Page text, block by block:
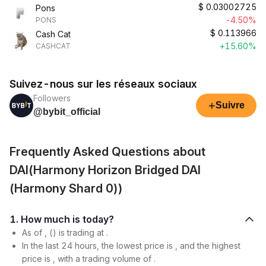
Pons
PONS
$ 0.03002725
-4.50%
Cash Cat
CASHCAT
$ 0.113966
+15.60%
Suivez-nous sur les réseaux sociaux
Followers
@bybit_official
+Suivre
Frequently Asked Questions about
DAI(Harmony Horizon Bridged DAI
(Harmony Shard 0))
1. How much is today?
As of , () is trading at .
In the last 24 hours, the lowest price is , and the highest
price is , with a trading volume of .